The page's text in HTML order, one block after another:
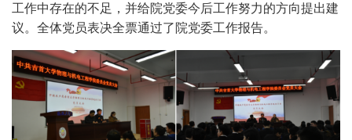
工作中存在的不足，并给院党委今后工作努力的方向提出建
议。全体党员表决全票通过了院党委工作报告。